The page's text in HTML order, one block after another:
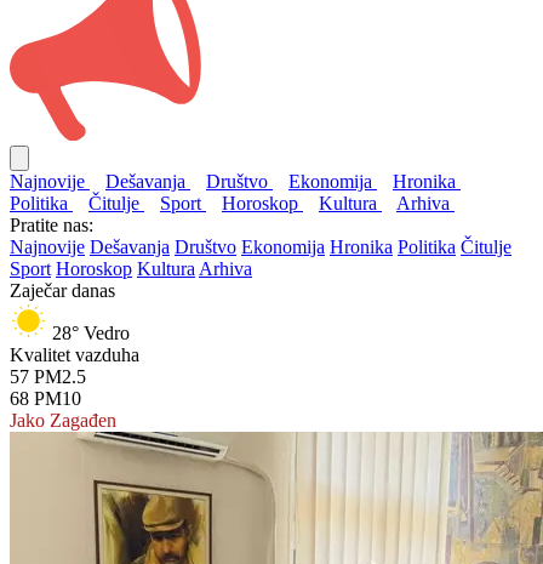
Najnovije Dešavanja Društvo Ekonomija
Hronika
Politika
Čitulje Sport Horoskop Kultura
Arhiva
Pratite nas:
Najnovije Dešavanja Društvo Ekonomija Hronika Politika Čitulje
Sport Horoskop Kultura Arhiva
Zaječar danas
28° Vedro
Kvalitet vazduha
57 PM2.5
68 PM10
Jako Zagađen